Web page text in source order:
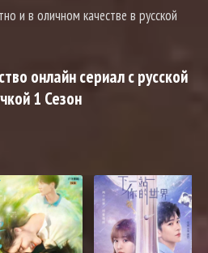
и в оличном качестве в русской
онлайн сериал с русской
1 Сезон